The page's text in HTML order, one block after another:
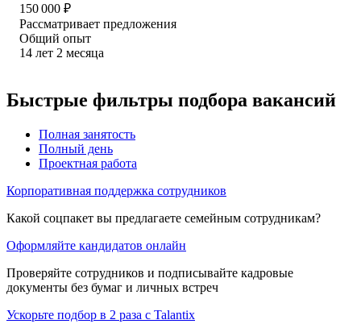
150 000 ₽
Рассматривает предложения
Общий опыт
14 лет 2 месяца
Быстрые фильтры подбора вакансий
Полная занятость
Полный день
Проектная работа
Корпоративная поддержка сотрудников
Какой соцпакет вы предлагаете семейным сотрудникам?
Оформляйте кандидатов онлайн
Проверяйте сотрудников и подписывайте кадровые
документы без бумаг и личных встреч
Ускорьте подбор в 2 раза с Talantix